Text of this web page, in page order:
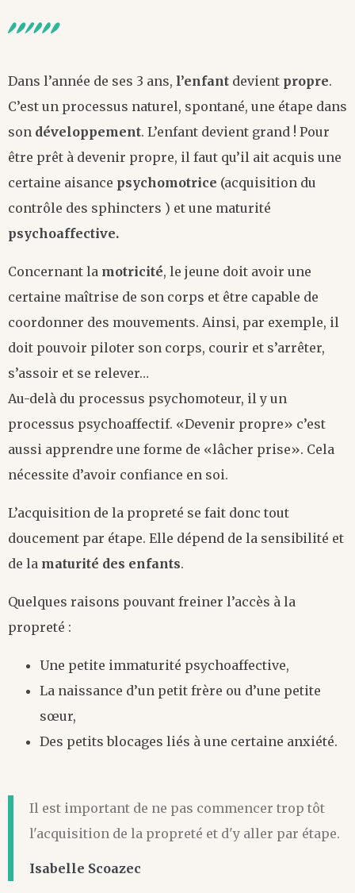
Dans l’année de ses 3 ans, l’enfant devient propre.
C’est un processus naturel, spontané, une étape dans
son développement. L’enfant devient grand ! Pour
être prêt à devenir propre, il faut qu’il ait acquis une
certaine aisance psychomotrice (acquisition du
contrôle des sphincters ) et une maturité
psychoaffective.
Concernant la motricité, le jeune doit avoir une
certaine maîtrise de son corps et être capable de
coordonner des mouvements. Ainsi, par exemple, il
doit pouvoir piloter son corps, courir et s’arrêter,
s’assoir et se relever…
Au-delà du processus psychomoteur, il y un
processus psychoaffectif. «Devenir propre» c’est
aussi apprendre une forme de «lâcher prise». Cela
nécessite d’avoir confiance en soi.
L’acquisition de la propreté se fait donc tout
doucement par étape. Elle dépend de la sensibilité et
de la maturité des enfants.
Quelques raisons pouvant freiner l’accès à la
propreté :
Une petite immaturité psychoaffective,
La naissance d’un petit frère ou d’une petite
sœur,
Des petits blocages liés à une certaine anxiété.
Il est important de ne pas commencer trop tôt
l'acquisition de la propreté et d'y aller par étape.
Isabelle Scoazec